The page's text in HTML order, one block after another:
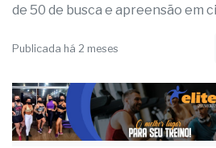
de 50 de busca e apreensão em
Publicada há 2 meses